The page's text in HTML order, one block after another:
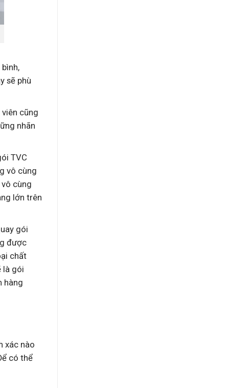
sẽ phù
cũng
nhãn
TVC
vô cùng
cùng
lớn trên
gói
được
chất
là gói
hàng
xác nào
có thể